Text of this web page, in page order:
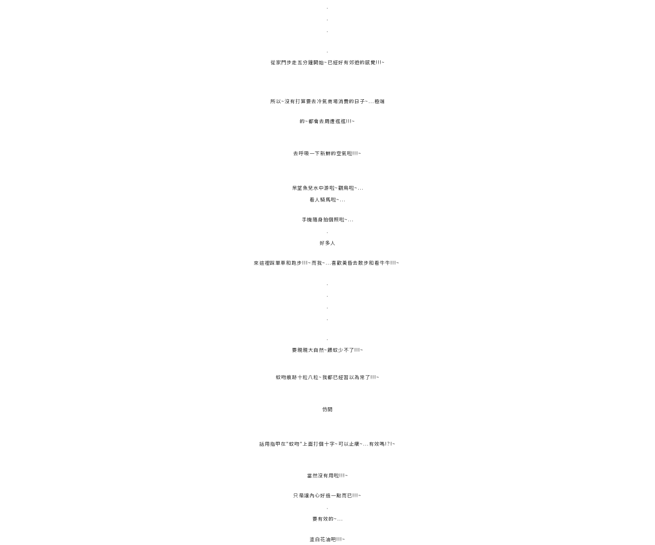
.
.
.
.
從家門步走五分鐘開始~已經好有郊遊的感覺!!!~
所以~沒有打算要去冷氣商場消費的日子~...極端
的~都會去周遭逛逛!!!~
去呼吸一下新鮮的空氣啦!!!~
呆望魚兒水中游啦~觀鳥啦~...
看人騎馬啦~...
手機隨身拍個照啦~...
.
好多人
來這裡踩單車和跑步!!!~而我~...喜歡黃昏去散步和看牛牛!!!~
.
.
.
.
.
要親親大自然~餵蚊少不了!!!~
蚊吻痕跡十粒八粒~我都已經習以為常了!!!~
仿間
話用指甲在"蚊吻"上面打個十字~可以止癢~...有效嗎!?!~
當然沒有用啦!!!~
只是讓內心好過一點而已!!!~
.
要有效的~...
塗白花油吧!!!~